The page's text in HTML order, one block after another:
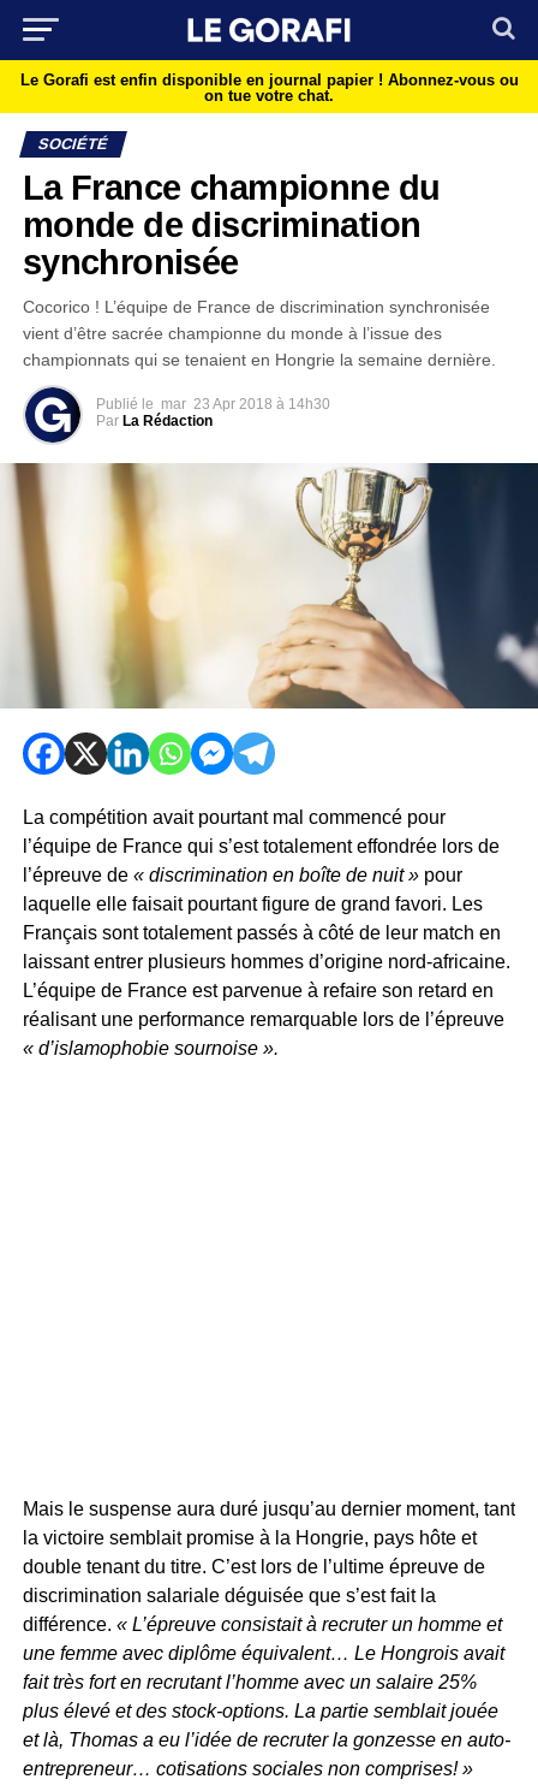
Le Gorafi est enfin disponible en journal papier ! Abonnez-vous ou
on tue votre chat.
SOCIÉTÉ
La France championne du
monde de discrimination
synchronisée
Cocorico ! L’équipe de France de discrimination synchronisée
vient d’être sacrée championne du monde à l’issue des
championnats qui se tenaient en Hongrie la semaine dernière.
Publié le mar 23 Apr 2018 à 14h30
Par La Rédaction
La compétition avait pourtant mal commencé pour
l’équipe de France qui s’est totalement effondrée lors de
l’épreuve de « discrimination en boîte de nuit »pour
laquelle elle faisait pourtant figure de grand favori. Les
Français sont totalement passés à côté de leur match en
laissant entrer plusieurs hommes d’origine nord-africaine.
L’équipe de France est parvenue à refaire son retard en
réalisant une performance remarquable lors de l’épreuve
« d’islamophobie sournoise ».
Mais le suspense aura duré jusqu’au dernier moment, tant
la victoire semblait promise à la Hongrie, pays hôte et
double tenant du titre. C’est lors de l’ultime épreuve de
discrimination salariale déguisée que s’est fait la
différence. « L’épreuve consistait à recruter un homme et
une femme avec diplôme équivalent… Le Hongrois avait
fait très fort en recrutant l’homme avec un salaire 25%
plus élevé et des stock-options. La partie semblait jouée
et là, Thomas a eu l’idée de recruter la gonzesse en auto-
entrepreneur… cotisations sociales non comprises! »